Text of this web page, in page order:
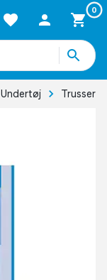
0
Undertøj Trusser